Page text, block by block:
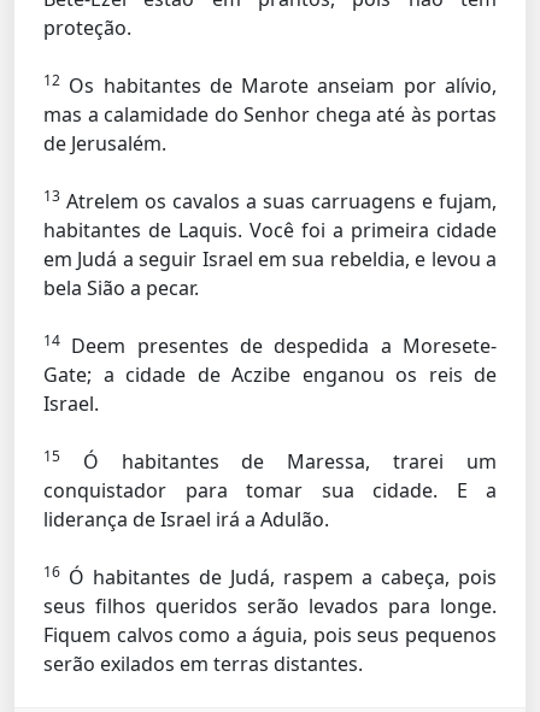
proteção.
12 Os habitantes de Marote anseiam por alívio,
mas a calamidade do Senhor chega até às portas
de Jerusalém.
13 Atrelem os cavalos a suas carruagens e fujam,
habitantes de Laquis. Você foi a primeira cidade
em Judá a seguir Israel em sua rebeldia, e levou a
bela Sião a pecar.
14 Deem presentes de despedida a Moresete-
Gate; a cidade de Aczibe enganou os reis de
Israel.
15
Ó habitantes de Maressa, trarei um
conquistador para tomar sua cidade. E a
liderança de Israel irá a Adulão.
16 Ó habitantes de Judá, raspem a cabeça, pois
seus filhos queridos serão levados para longe.
Fiquem calvos como a águia, pois seus pequenos
serão exilados em terras distantes.